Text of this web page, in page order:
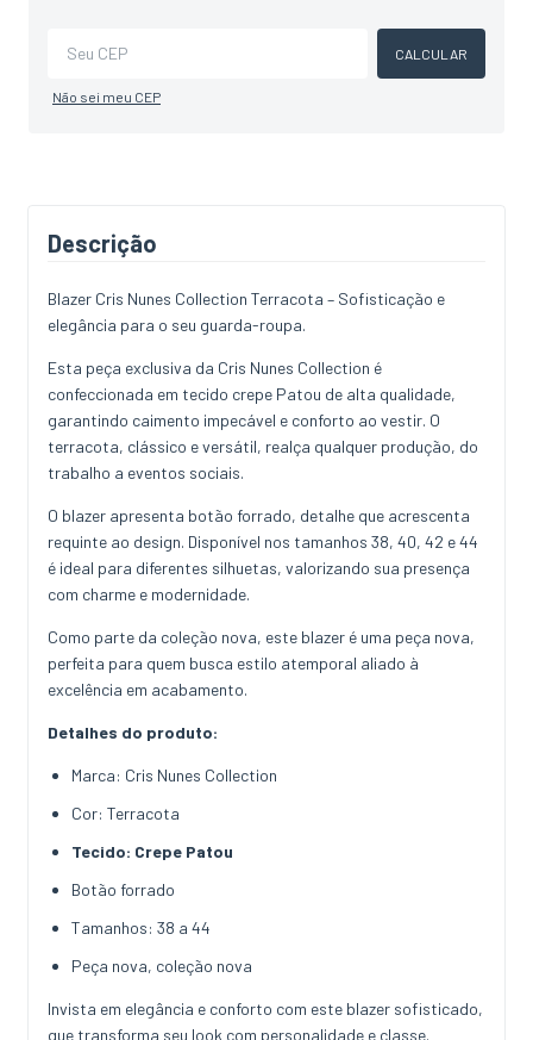
Alterar CEP
CALCULAR
Não sei meu CEP
Descrição
Blazer Cris Nunes Collection Terracota – Sofisticação e
elegância para o seu guarda-roupa.
Esta peça exclusiva da Cris Nunes Collection é
confeccionada em tecido crepe Patou de alta qualidade,
garantindo caimento impecável e conforto ao vestir. O
terracota, clássico e versátil, realça qualquer produção, do
trabalho a eventos sociais.
O blazer apresenta botão forrado, detalhe que acrescenta
requinte ao design. Disponível nos tamanhos 38, 40, 42 e 44
é ideal para diferentes silhuetas, valorizando sua presença
com charme e modernidade.
Como parte da coleção nova, este blazer é uma peça nova,
perfeita para quem busca estilo atemporal aliado à
excelência em acabamento.
Detalhes do produto:
Marca: Cris Nunes Collection
Cor: Terracota
Tecido: Crepe Patou
Botão forrado
Tamanhos: 38 a 44
Peça nova, coleção nova
Invista em elegância e conforto com este blazer sofisticado,
que transforma seu look com personalidade e classe.